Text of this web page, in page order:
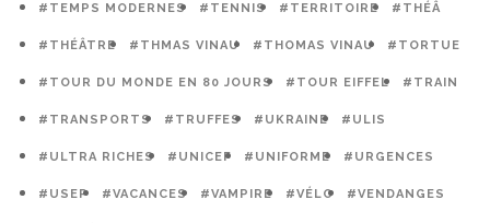
#TEMPS MODERNES #TENNIS #TERRITOIRE #THÉÂ
#THÉÂTRE #THMAS VINAU #THOMAS VINAU #TORTUE
#TOUR DU MONDE EN 80 JOURS #TOUR EIFFEL #TRAIN
#TRANSPORTS #TRUFFES #UKRAINE #ULIS
#ULTRA RICHES #UNICEF #UNIFORME #URGENCES
#USEP #VACANCES #VAMPIRE #VÉLO #VENDANGES